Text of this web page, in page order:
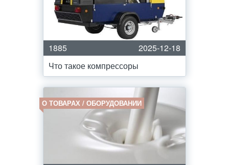
1885
2025-12-18
Что такое компрессоры
О ТОВАРАХ / ОБОРУДОВАНИИ